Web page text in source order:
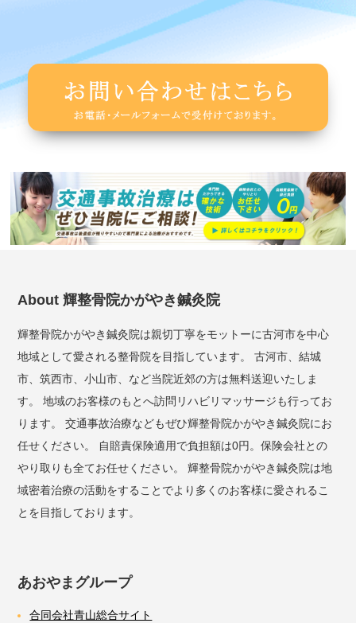
About 輝整骨院かがやき鍼灸院
輝整骨院かがやき鍼灸院は親切丁寧をモットーに古河市を中心
地域として愛される整骨院を目指しています。 古河市、結城
市、筑西市、小山市、など当院近郊の方は無料送迎いたしま
す。 地域のお客様のもとへ訪問リハビリマッサージも行ってお
ります。 交通事故治療などもぜひ輝整骨院かがやき鍼灸院にお
任せください。 自賠責保険適用で負担額は0円。保険会社との
やり取りも全てお任せください。 輝整骨院かがやき鍼灸院は地
域密着治療の活動をすることでより多くのお客様に愛されるこ
とを目指しております。
あおやまグループ
合同会社青山総合サイト